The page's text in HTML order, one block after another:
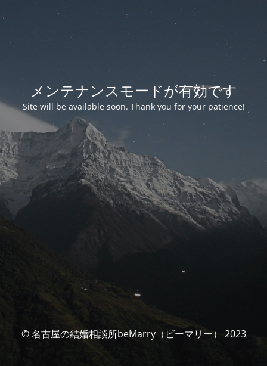
メンテナンスモードが有効です
Site will be available soon. Thank you for your patience!
© 名古屋の結婚相談所beMarry（ビーマリー） 2023